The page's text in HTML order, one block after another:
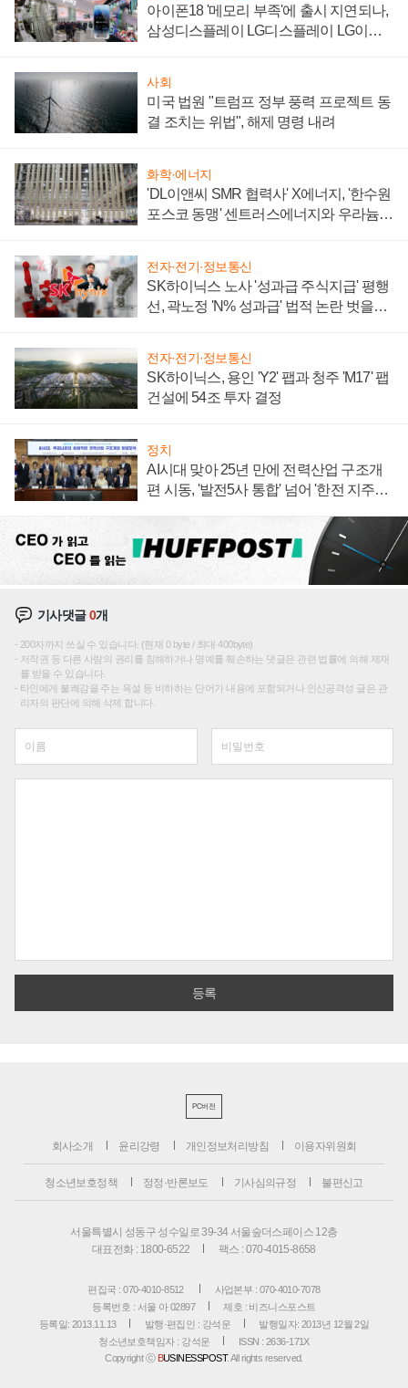
아이폰18 '메모리 부족'에 출시 지연되나,
삼성디스플레이 LG디스플레이 LG이노
사회
미국 법원 "트럼프 정부 풍력 프로젝트 동
결 조치는 위법", 해제 명령 내려
화학·에너지
'DL이앤씨 SMR 협력사' X에너지, '한수원
포스코 동맹' 센트러스에너지와 우라늄
전자·전기·정보통신
SK하이닉스 노사 '성과급 주식지급' 평행
선, 곽노정 'N% 성과급' 법적 논란 벗을지
전자·전기·정보통신
SK하이닉스, 용인 'Y2' 팹과 청주 'M17' 팹
건설에 54조 투자 결정
정치
AI시대 맞아 25년 만에 전력산업 구조개
편 시동, '발전5사 통합' 넘어 '한전 지주사'
기사댓글0개
200자까지 쓰실 수 있습니다. (현재 0 byte / 최대 400byte)
저작권 등 다른 사람의 권리를 침해하거나 명예를 훼손하는 댓글은 관련 법률에 의해 제재
를 받을 수 있습니다.
타인에게 불쾌감을 주는 욕설 등 비하하는 단어가 내용에 포함되거나 인신공격성 글은 관
리자의 판단에 의해 삭제 합니다.
PC버전
회사소개 윤리강령 개인정보처리방침 이용자위원회
청소년보호정책 정정·반론보도 기사심의규정 불편신고
서울특별시 성동구 성수일로 39-34 서울숲더스페이스 12층
대표전화 : 1800-6522
팩스 : 070-4015-8658
편집국 : 070-4010-8512
사업본부 : 070-4010-7078
등록번호 : 서울 아 02897
제호 : 비즈니스포스트
등록일: 2013.11.13
발행·편집인 : 강석운
발행일자: 2013년 12월 2일
청소년보호책임자 : 강석운
ISSN : 2636-171X
Copyright ⓒ BUSINESSPOST. All rights reserved.